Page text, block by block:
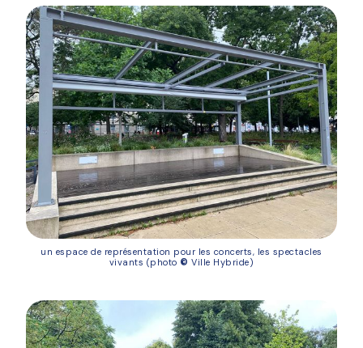
un espace de représentation pour les concerts, les spectacles
vivants (photo ©Ville Hybride)